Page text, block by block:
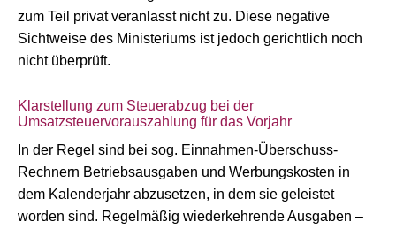
zum Teil privat veranlasst nicht zu. Diese negative
Sichtweise des Ministeriums ist jedoch gerichtlich noch
nicht überprüft.
Klarstellung zum Steuerabzug bei der
Umsatzsteuervorauszahlung für das Vorjahr
In der Regel sind bei sog. Einnahmen-Überschuss-
Rechnern Betriebsausgaben und Werbungskosten in
dem Kalenderjahr abzusetzen, in dem sie geleistet
worden sind. Regelmäßig wiederkehrende Ausgaben –